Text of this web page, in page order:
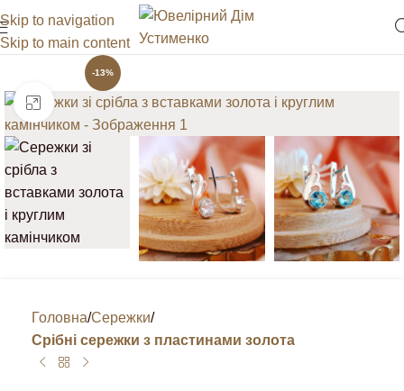
Skip to navigation
Skip to main content
-13%
Клацніть, щоб збільшити
Головна Сережки
Срібні сережки з пластинами золота